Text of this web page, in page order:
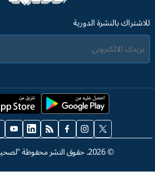
للاشتراك بالنشرة الدورية
©
2026. حقوق النشر محفوظة